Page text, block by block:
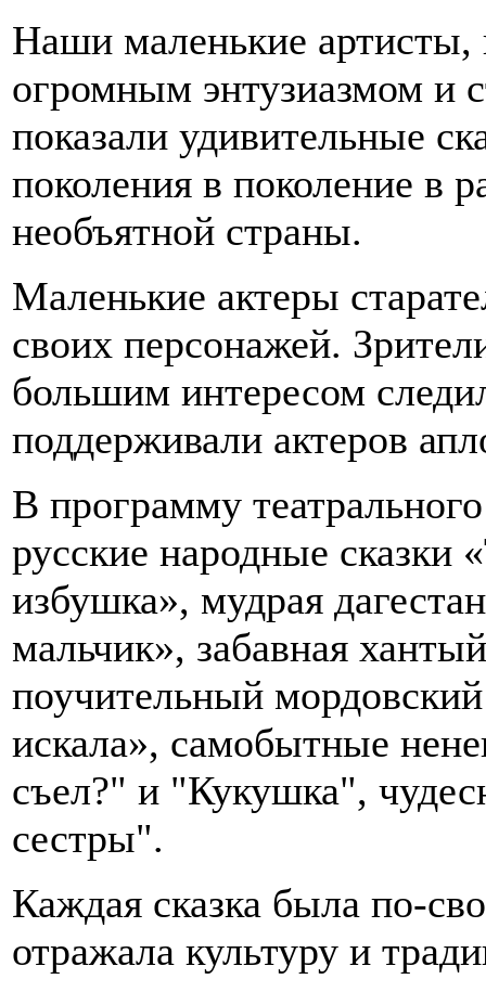
Наши маленькие артисты,
огромным энтузиазмом и
показали удивительные
поколения в поколение в
необъятной страны.
Маленькие актеры
своих персонажей.
большим интересом
поддерживали актеров
В программу
русские народные
избушка», мудрая
мальчик», забавная
поучительный
искала», самобытные
съел?" и "Кукушка",
сестры".
Каждая сказка была по-
отражала культуру и